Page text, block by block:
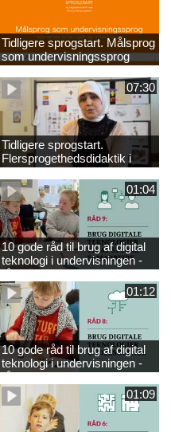
Tidligere sprogstart. Målsprog
som undervisningssprog
07:30
Tidligere sprogstart.
Flersprogethedsdidaktik i
fransk og tysk
01:04
10 gode råd til brug af digital
teknologi i undervisningen -
råd 9
01:12
10 gode råd til brug af digital
teknologi i undervisningen -
råd 8
01:09